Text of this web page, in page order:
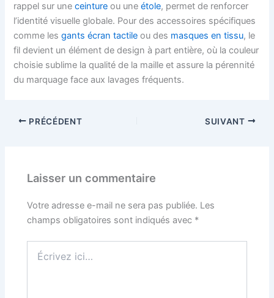
rappel sur uneceinture ou uneétole, permet de renforcer
l’identité visuelle globale. Pour des accessoires spécifiques
comme lesgants écran tactile ou des masques en tissu, le
fil devient un élément de design à part entière, où la couleur
choisie sublime la qualité de la maille et assure la pérennité
du marquage face aux lavages fréquents.
PRÉCÉDENT SUIVANT
Laisser un commentaire
Votre adresse e-mail ne sera pas publiée. Les
champs obligatoires sont indiqués avec *
ici…